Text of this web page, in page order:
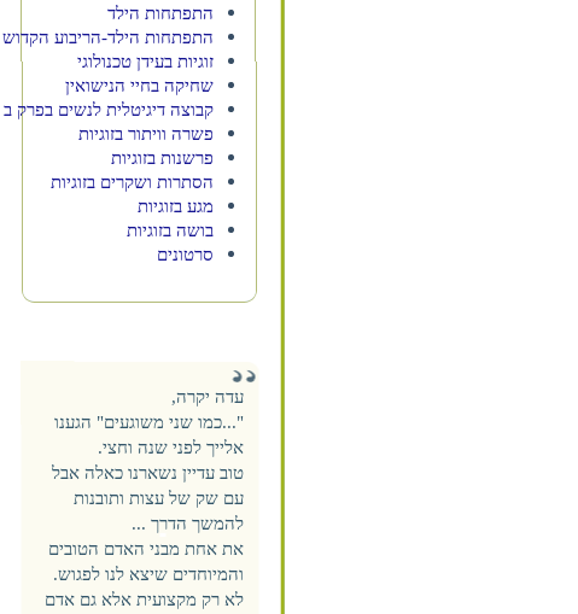
התפתחות הילד
התפתחות הילד-הריבוע הקדוש
זוגיות בעידן טכנולוגי
שחיקה בחיי הנישואין
קבוצה דיגיטלית לנשים בפרק ב
פשרה וויתור בזוגיות
פרשנות בזוגיות
הסתרות ושקרים בזוגיות
מגע בזוגיות
בושה בזוגיות
סרטונים
עדה יקרה,
"...כמו שני משוגעים" הגענו
אלייך לפני שנה וחצי.
טוב עדיין נשארנו כאלה אבל
עם שק של עצות ותובנות
להמשך הדרך ...
את אחת מבני האדם הטובים
והמיוחדים שיצא לנו לפגוש.
לא רק מקצועית אלא גם אדם